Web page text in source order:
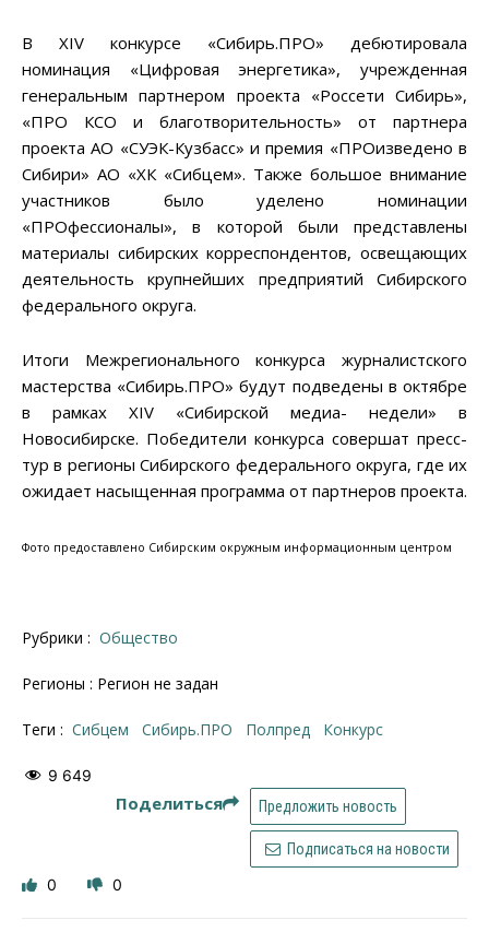
В XIV конкурсе «Сибирь.ПРО» дебютировала
номинация «Цифровая энергетика», учрежденная
генеральным партнером проекта «Россети Сибирь»,
«ПРО КСО и благотворительность» от партнера
проекта АО «СУЭК-Кузбасс» и премия «ПРОизведено в
Сибири» АО «ХК «Сибцем». Также большое внимание
участников было уделено номинации
«ПРОфессионалы», в которой были представлены
материалы сибирских корреспондентов, освещающих
деятельность крупнейших предприятий Сибирского
федерального округа.
Итоги Межрегионального конкурса журналистского
мастерства «Сибирь.ПРО» будут подведены в октябре
в рамках XIV «Сибирской медиа- недели» в
Новосибирске. Победители конкурса совершат пресс-
тур в регионы Сибирского федерального округа, где их
ожидает насыщенная программа от партнеров проекта.
Фото предоставлено Сибирским окружным информационным центром
Рубрики : Общество
Регионы : Регион не задан
Теги : Сибцем Сибирь.ПРО полпред конкурс
9 649
Поделиться Предложить новость
Подписаться на новости
0 0